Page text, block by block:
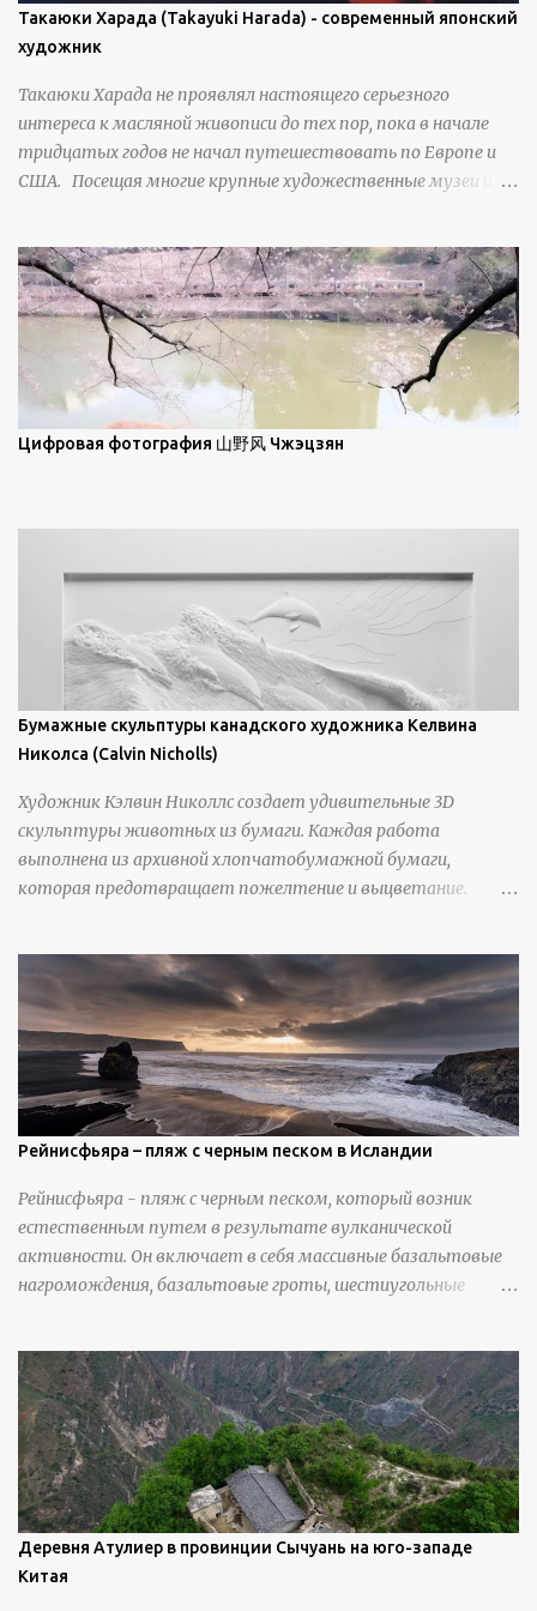
плоскости, например, при образовании поверхностной
изморози. В данном случае усиливается зеркальное
от положения наблюдателя и высоты солнца. Зеркальные
свойства наиболее заметны при угле солнечного света 15° и
ниже; при более высокой солнечной позиции снег
демонстрирует матовое отражение. Эти
Такаюки Харада (Takayuki Harada) - современный японский
художник
Такаюки Харада не проявлял настоящего серьезного
интереса к масляной живописи до тех пор, пока в начале
тридцатых годов не начал путешествовать по Европе и
США. Посещая многие крупные художественные музеи и
Брайан Шервин прокомментировал картины художника,
заявив, что "Такаюки Харада сочетает в себе классическую
элегантность живописи с реалиями современной жизни. В
некотором смысле, персонажи его картин предлагают
зрителям незаконченный рассказ, который усиливается его
уникальной манерой использования освещения". Для
просмотра всех работ, посетите страницу –
Цифровая фотография 山野风 Чжэцзян
Бумажные скульптуры канадского художника Келвина
Николса (Calvin Nicholls)
Художник Кэлвин Николлс создает удивительные 3D
скульптуры животных из бумаги. Каждая работа
выполнена из архивной хлопчатобумажной бумаги,
которая предотвращает пожелтение и выцветание.
инструменты для текстурирования, чтобы точно
вылепить каждую деталь. источник
https://calvinnicholls.com/
Рейнисфьяра – пляж с черным песком в Исландии
Рейнисфьяра - пляж с черным песком, который возник
естественным путем в результате вулканической
активности. Он включает в себя массивные базальтовые
нагромождения, базальтовые гроты, шестиугольные
Деревня Атулиер в провинции Сычуань на юго-западе
Китая